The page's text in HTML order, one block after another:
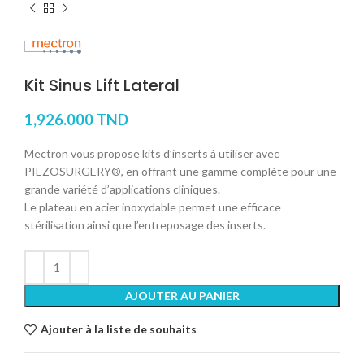
Kit Sinus Lift Lateral
1,926.000 TND
Mectron vous propose kits d’inserts à utiliser avec
PIEZOSURGERY®, en offrant une gamme complète pour une
grande variété d’applications cliniques.
Le plateau en acier inoxydable permet une efficace
stérilisation ainsi que l’entreposage des inserts.
AJOUTER AU PANIER
Ajouter à la liste de souhaits